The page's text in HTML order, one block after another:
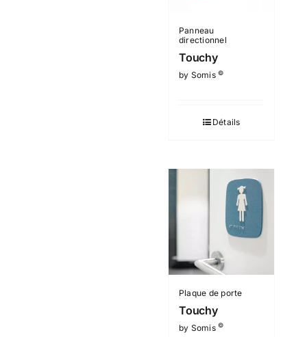
Panneau
directionnel
Touchy
by Somis©
Détails
Plaque de porte
Touchy
by Somis©